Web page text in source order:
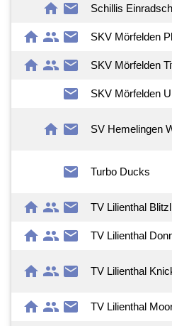
home mail Schillis
home group mail SKV Mörfelden
home group mail SKV Mörfelden
mail SKV Mörfelden
home mail SV Hemelingen
mail Turbo Ducks
home group mail TV Lilienthal
home group mail TV Lilienthal
home group mail TV Lilienthal
home group mail TV Lilienthal